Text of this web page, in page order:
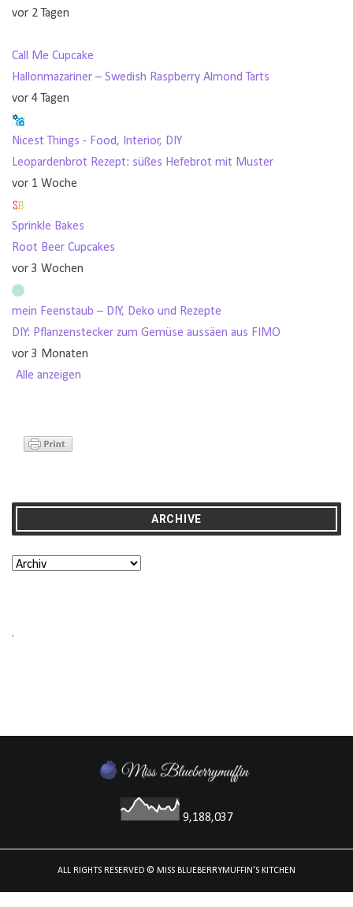
vor 2 Tagen
Call Me Cupcake
Hallonmazariner – Swedish Raspberry Almond Tarts
vor 4 Tagen
Nicest Things - Food, Interior, DIY
Leopardenbrot Rezept: süßes Hefebrot mit Muster
vor 1 Woche
Sprinkle Bakes
Root Beer Cupcakes
vor 3 Wochen
mein Feenstaub – DIY, Deko und Rezepte
DIY: Pflanzenstecker zum Gemüse aussäen aus FIMO
vor 3 Monaten
Alle anzeigen
ARCHIVE
.
9,188,037
ALL RIGHTS RESERVED © MISS BLUEBERRYMUFFIN'S KITCHEN